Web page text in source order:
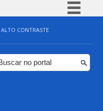
Simplifique!
Comunica BR
Participe
ALTO CONTRASTE